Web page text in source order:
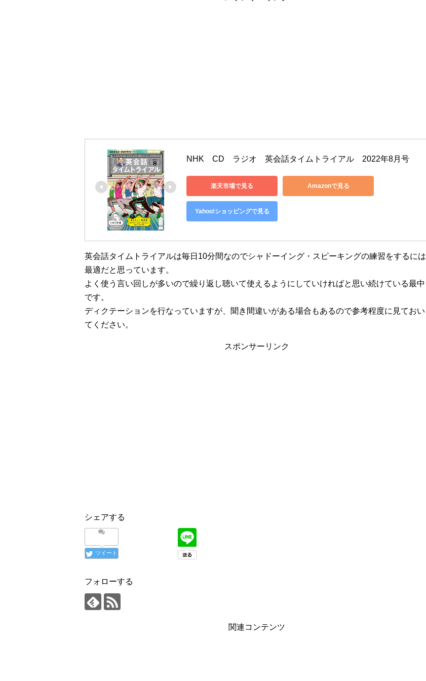
NHK　CD　ラジオ　英会話タイムトライアル　2022年8月号
楽天市場で見る Amazonで見る
Yahoo!ショッピングで見る
英会話タイムトライアルは毎日10分間なのでシャドーイング・スピーキングの練習をするには
最適だと思っています。
よく使う言い回しが多いので繰り返し聴いて使えるようにしていければと思い続けている最中
です。
ディクテーションを行なっていますが、聞き間違いがある場合もあるので参考程度に見ておい
てください。
スポンサーリンク
シェアする
ツイート
フォローする
関連コンテンツ